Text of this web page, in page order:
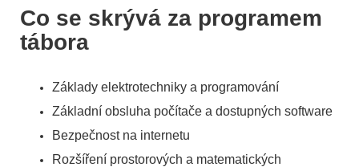
Co se skrývá za programem
tábora
Základy elektrotechniky a programování
Základní obsluha počítače a dostupných software
Bezpečnost na internetu
Rozšíření prostorových a matematických